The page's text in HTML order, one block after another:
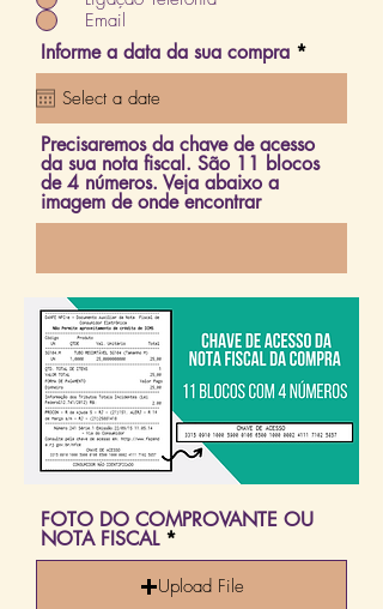
Email
Informe a data da sua compra *r
e
i
r
e
Precisaremos da chave de acesso
da sua nota fiscal. São 11 blocos
de 4 números. Veja abaixo a
imagem de onde encontrar
FOTO DO COMPROVANTE OU
NOTA FISCAL
Upload File